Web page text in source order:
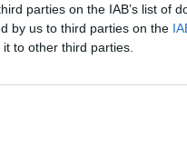
parties on the IAB’s list of
by us to third parties on the
to other third parties.
eltűntnek